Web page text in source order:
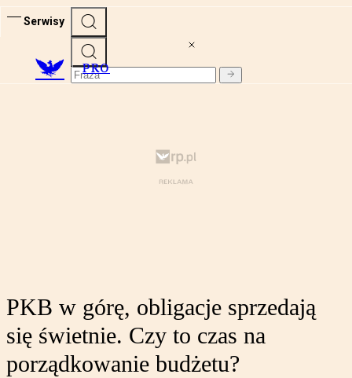
Serwisy
PRO
PKB w górę, obligacje sprzedają
się świetnie. Czy to czas na
porządkowanie budżetu?